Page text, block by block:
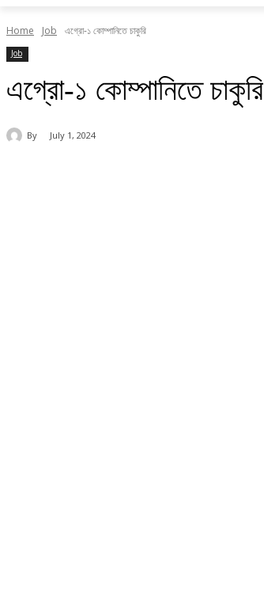
Home Job এগ্রো-১ কোম্পানিতে চাকুরি
Job
এগ্রো-১ কোম্পানিতে চাকুরি
By July 1, 2024